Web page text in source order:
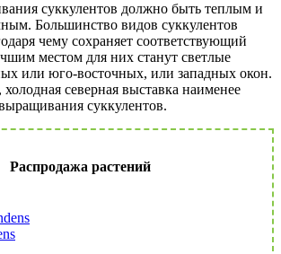
суккулентов должно быть теплым и
Большинство видов суккулентов
чему сохраняет соответствующий
местом для них станут светлые
или юго-восточных, или западных окон.
северная выставка наименее
суккулентов.
Распродажа растений